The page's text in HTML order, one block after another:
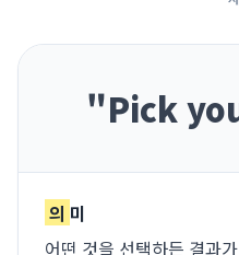
"Pick
의 미
어떤 것을 선택하든 결과